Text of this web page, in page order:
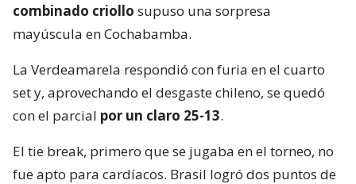
combinado criollo supuso una sorpresa
mayúscula en Cochabamba.
La Verdeamarela respondió con furia en el cuarto
set y, aprovechando el desgaste chileno, se quedó
con el parcial por un claro 25-13.
El tie break, primero que se jugaba en el torneo, no
fue apto para cardíacos. Brasil logró dos puntos de